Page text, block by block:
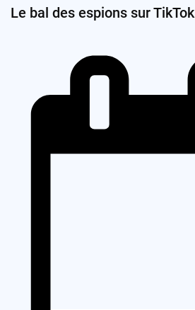
Le bal des espions sur TikTok